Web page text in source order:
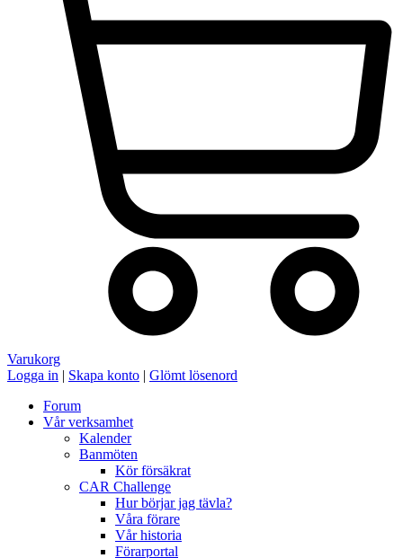
Varukorg
Logga in | Skapa konto | Glömt lösenord
Forum
Vår verksamhet
Kalender
Banmöten
Kör försäkrat
CAR Challenge
Hur börjar jag tävla?
Våra förare
Vår historia
Förarportal